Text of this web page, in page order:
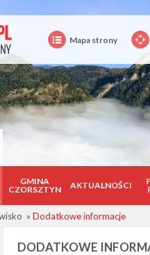
Mapa strony
GMINA
CZORSZTYN
AKTUALNOŚCI
» Dodatkowe informacje
DODATKOWE